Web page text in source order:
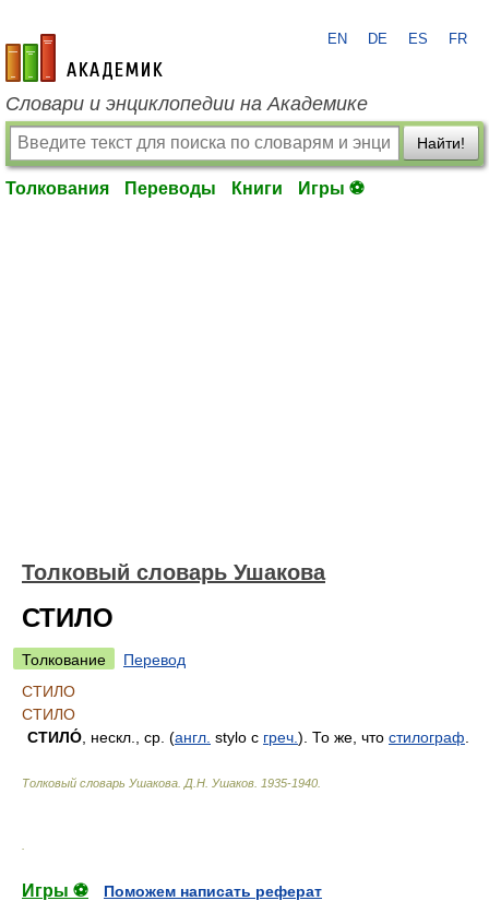
academic.ru
EN DE ES FR
Словари и энциклопедии на Академике
Найти!
Толкования Переводы Книги Игры ⚽
Толковый словарь Ушакова
СТИЛО
Толкование
Перевод
СТИЛО
СТИЛО
СТИЛО́ , нескл., ср. (англ. stylo с греч. ). То же, что стилограф
Толковый словарь Ушакова Д.Н. Ушаков. 1935-1940
Игры ⚽
Поможем написать реферат